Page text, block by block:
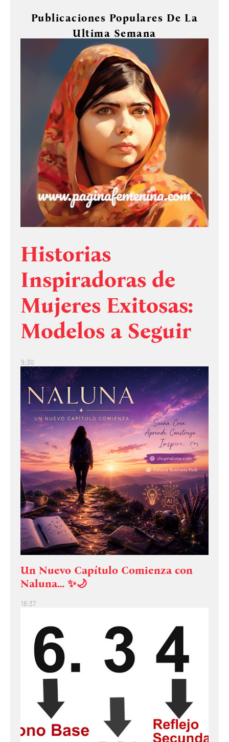
Publicaciones Populares De La
Ultima Semana
Historias
Inspiradoras de
Mujeres Exitosas:
Modelos a Seguir
9:30
Un Nuevo Capítulo Comienza con
Naluna… ✨🌙
18:37